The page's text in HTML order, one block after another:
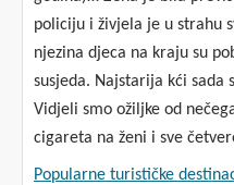
policiju i živjela je u strahu
njezina djeca na kraju su
susjeda. Najstarija kći sada
Vidjeli smo ožiljke od
cigareta na ženi i sve
Popularne turističke